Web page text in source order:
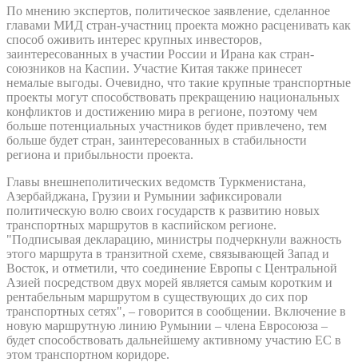
По мнению экспертов, политическое заявление, сделанное
главами МИД стран-участниц проекта можно расценивать как
способ оживить интерес крупных инвесторов,
заинтересованных в участии России и Ирана как стран-
союзников на Каспии. Участие Китая также принесет
немалые выгоды. Очевидно, что такие крупные транспортные
проекты могут способствовать прекращению национальных
конфликтов и достижению мира в регионе, поэтому чем
больше потенциальных участников будет привлечено, тем
больше будет стран, заинтересованных в стабильности
региона и прибыльности проекта.
Главы внешнеполитических ведомств Туркменистана,
Азербайджана, Грузии и Румынии зафиксировали
политическую волю своих государств к развитию новых
транспортных маршрутов в каспийском регионе.
"Подписывая декларацию, министры подчеркнули важность
этого маршрута в транзитной схеме, связывающей Запад и
Восток, и отметили, что соединение Европы с Центральной
Азией посредством двух морей является самым коротким и
рентабельным маршрутом в существующих до сих пор
транспортных сетях", – говорится в сообщении. Включение в
новую маршрутную линию Румынии – члена Евросоюза –
будет способствовать дальнейшему активному участию ЕС в
этом транспортном коридоре.